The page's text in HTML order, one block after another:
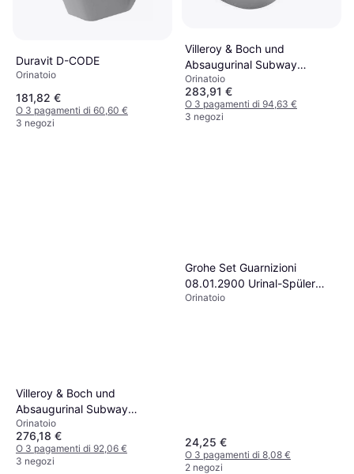
Duravit D-CODE
Orinatoio
181,82 €
O 3 pagamenti di 60,60 €
3 negozi
Villeroy & Boch und
Absaugurinal Subway
751301 285x535x315mm,
weiss
Orinatoio
283,91 €
O 3 pagamenti di 94,63 €
3 negozi
Villeroy & Boch und
Absaugurinal Subway
751300 285x535x315mm,
weiss
Orinatoio
276,18 €
O 3 pagamenti di 92,06 €
3 negozi
Grohe Set Guarnizioni
08.01.2900 Urinal-Spüler
509
Orinatoio
24,25 €
O 3 pagamenti di 8,08 €
2 negozi